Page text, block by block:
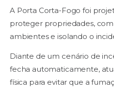
A Porta Corta-Fogo foi
proteger propriedades,
ambientes e isolando o
Diante de um cenário de
fecha automaticamente,
física para evitar que a